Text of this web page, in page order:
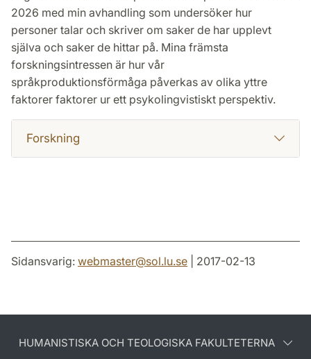
2026 med min avhandling som undersöker hur
personer talar och skriver om saker de har upplevt
själva och saker de hittar på. Mina främsta
forskningsintressen är hur vår
språkproduktionsförmåga påverkas av olika yttre
faktorer faktorer ur ett psykolingvistiskt perspektiv.
Forskning
Sidansvarig: webmaster@sol.lu.se | 2017-02-13
HUMANISTISKA OCH TEOLOGISKA FAKULTETERNA